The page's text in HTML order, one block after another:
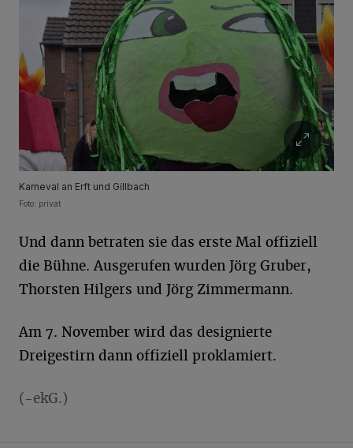
Karneval an Erft und Gillbach
Foto: privat
Und dann betraten sie das erste Mal offiziell
die Bühne. Ausgerufen wurden Jörg Gruber,
Thorsten Hilgers und Jörg Zimmermann.
Am 7. November wird das designierte
Dreigestirn dann offiziell proklamiert.
(-ekG.)